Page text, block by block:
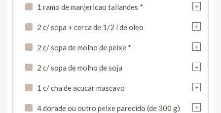
+
1 ramo de manjericao tailandes *
+
2 c/ sopa + cerca de 1/2 l de oleo
+
2 c/ sopa de molho de peixe *
+
2 c/ sopa de molho de soja
+
1 c/ cha de acucar mascavo
+
4 dorade ou outro peixe parecido (de 300 g)